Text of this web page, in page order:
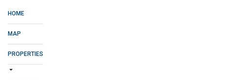
HOME
MAP
PROPERTIES